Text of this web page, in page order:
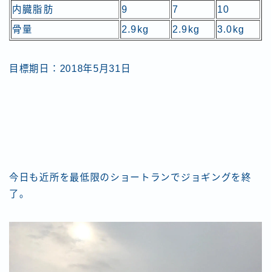
内臓脂肪
9 7
10
骨量
2.9kg 2.9kg 3.0kg
目標期日：2018年5月31日
今日も近所を最低限のショートランでジョギングを終
了。